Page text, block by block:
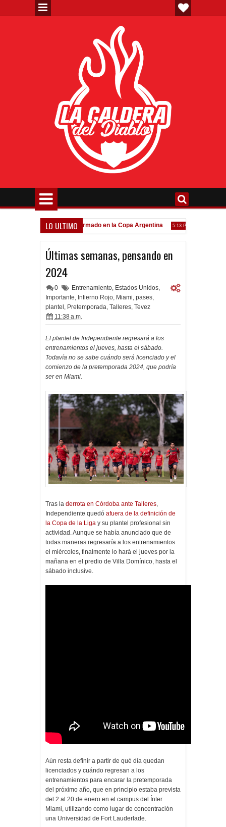
LO ULTIMO
Todo confirmado en la Copa Argentina 5:13 PM Goleada
Últimas semanas, pensando en
2024
0 Entrenamiento, Estados Unidos,
Importante, Infierno Rojo, Miami, pases,
plantel , Pretemporada, Talleres, Tevez
11:38 a.m.
El plantel de Independiente regresará a los
entrenamientos el jueves, hasta el sábado.
Todavía no se sabe cuándo será licenciado y el
comienzo de la pretemporada 2024, que podría
ser en Miami.
Tras la derrota en Córdoba ante Talleres
Independiente quedó afuera de la definición de
la Copa de la Liga y su plantel profesional sin
actividad. Aunque se había anunciado que de
todas maneras regresaría a los entrenamientos
el miércoles, finalmente lo hará el jueves por la
mañana en el predio de Villa Domínico, hasta el
sábado inclusive.
Aún resta definir a partir de qué día quedan
licenciados y cuándo regresan a los
entrenamientos para encarar la pretemporada
del próximo año, que en principio estaba prevista
del 2 al 20 de enero en el campus del Ínter
Miami, utilizando como lugar de concentración
una Universidad de Fort Lauderlade.